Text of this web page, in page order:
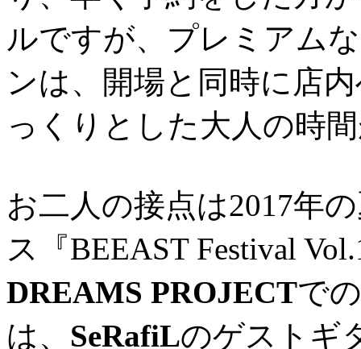
ルですが、プレミアム
ンは、開場と同時に店
っくりとした大人の時
お二人の接点は2017年
ス『BEEAST Festival
DREAMS PROJECTで
は、 SeRafiLのゲストギ